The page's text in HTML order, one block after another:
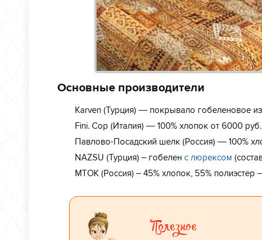
Основные производители
Karven (Турция) — покрывало гобеленовое из
Fini. Cop (Италия) — 100% хлопок от 6000
Павлово-Посадский шелк (Россия) — 100%
NAZSU (Турция) – гобелен с люрексом
МТОК (Россия) – 45% хлопок, 55% полиэстер
Полезное